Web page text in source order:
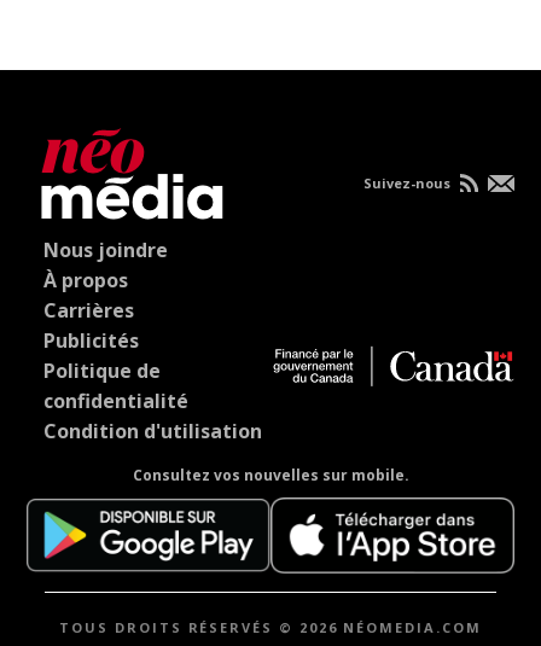
Nous joindre
À propos
Carrières
Publicités
Politique de
confidentialité
Condition d'utilisation
Consultez vos nouvelles sur mobile.
Suivez-nous
TOUS DROITS RÉSERVÉS © 2026 NÉOMEDIA.COM